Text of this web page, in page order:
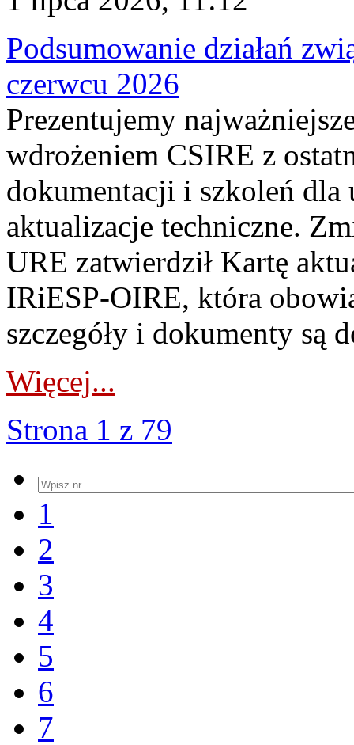
Podsumowanie działań
czerwcu 2026
Prezentujemy
wdrożeniem CSIRE z
dokumentacji i szkoleń
aktualizacje techniczne.
URE zatwierdził Kartę
IRiESP‑OIRE, która
szczegóły i dokumenty są
Więcej...
Strona 1 z 79
1
2
3
4
5
6
7